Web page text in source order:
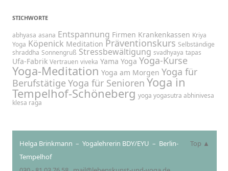
STICHWORTE
abhyasa asana Entspannung Firmen Krankenkassen Kriya
Yoga Köpenick Meditation Präventionskurs Selbständige
shraddha Sonnengruß Stressbewältigung svadhyaya tapas
Ufa-Fabrik Vertrauen viveka Yama Yoga Yoga-Kurse
Yoga-Meditation Yoga am Morgen Yoga für
Berufstätige Yoga für Senioren Yoga in
Tempelhof-Schöneberg yoga yogasutra abhinivesa
klesa raga
Top ▲
Helga Brinkmann – Yogalehrerin BDY/EYU – Berlin-
Tempelhof